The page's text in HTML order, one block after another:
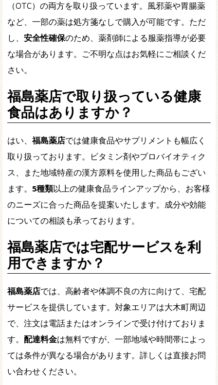
（OTC）の両方を取り扱っています。風邪薬や胃腸薬
など、一部の薬は処方箋なしで購入が可能です。ただ
し、 安全性確保のため、薬剤師による服薬指導が必要
な場合があります。ご不明な点はお気軽にご相談くだ
さい。
福島薬店で取り扱っている健康
食品はありますか？
はい、福島薬店では健康食品やサプリメントも幅広く
取り扱っております。ビタミン剤やプロバイオティク
ス、また地域特産の漢方原料を使用した商品もござい
ます。 5種類以上の健康食品ラインアップから、お客様
のニーズに合った商品を提案いたします。成分や効能
についての相談も承っております。
福島薬店では宅配サービスを利
用できますか？
福島薬店では、高齢者や体調不良の方に向けて、宅配
サービスを提供しています。対象エリアは大木町周辺
で、注文は電話またはオンラインで受け付けておりま
す。 配達料金は無料ですが、一部地域や時間帯によっ
ては条件が異なる場合があります。詳しくは直接お問
い合わせください。